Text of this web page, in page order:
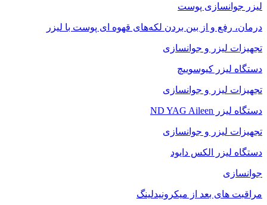
لیزر جوانسازی پوست
درمان، رفع و از بین بردن لکه‌های قهوه ای پوست با لیزر
تجهیزات لیزر و جوانسازی
دستگاه لیزر کیوسوییچ
تجهیزات لیزر و جوانسازی
دستگاه لیزر ND YAG Aileen
تجهیزات لیزر و جوانسازی
دستگاه لیزر الکس دایود
جوانسازی
مراقبت های بعد از میکرونیدلینگ